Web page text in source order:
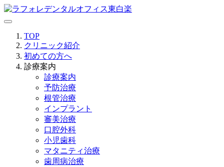
TOP
クリニック紹介
初めての方へ
診療案内
診療案内
予防治療
根管治療
インプラント
審美治療
口腔外科
小児歯科
マタニティ治療
歯周病治療